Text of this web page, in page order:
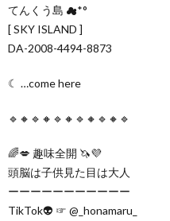
てんくう島 ☁*°
[ SKY ISLAND ]
DA-2008-4494-8873
☾ …come here
🔹🔸🔹🔸🔹🔸🔹🔸🔹🔸🔹
🌈💋 趣味全開 🦄💜
頭脳は子供見た目は大人
ーーーーーーーーーーー
TikTok👽 ☞ @_honamaru_